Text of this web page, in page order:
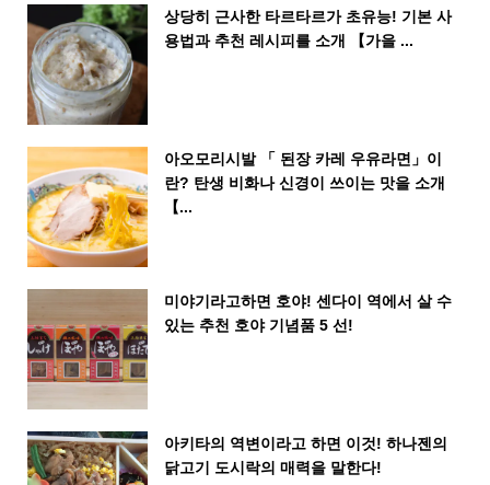
상당히 근사한 타르타르가 초유능! 기본 사
용법과 추천 레시피를 소개 【가을 ...
아오모리시발 「 된장 카레 우유라면」이
란? 탄생 비화나 신경이 쓰이는 맛을 소개
【...
미야기라고하면 호야! 센다이 역에서 살 수
있는 추천 호야 기념품 5 선!
아키타의 역변이라고 하면 이것! 하나젠의
닭고기 도시락의 매력을 말한다!